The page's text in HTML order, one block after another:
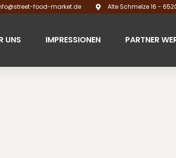
food-market.de Alte Schmelze 16 -
UNS IMPRESSIONEN PARTNER